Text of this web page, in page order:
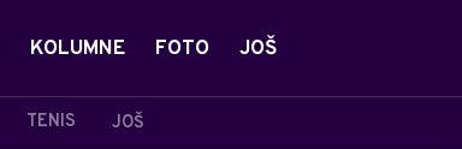
TENIS JOŠ
KOLUMNE FOTO JOŠ